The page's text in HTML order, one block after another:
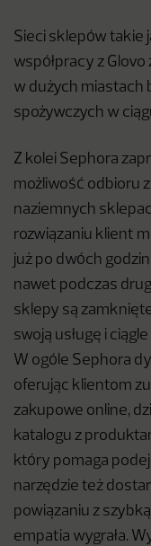
Sieci sklepów takie
współpracy z
w dużych miastach
spożywczych w
Z kolei Sephora
możliwość odbioru
naziemnych
rozwiązaniu klient
już po dwóch
nawet podczas
sklepy są
swoją usługę i
W ogóle Sephora
oferując klientom
zakupowe online,
katalogu z
który pomaga
narzędzie też
powiązaniu z
empatia wygrała.